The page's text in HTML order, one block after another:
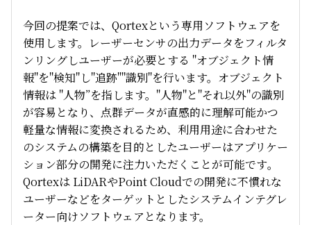
今回の提案では、Qortexという専用ソフトウェアを
使用します。レーザーセンサの出力データをフィルタ
ンリングしユーザーが必要とする "オブジェクト情
報"を"検知"し"追跡""識別"を行います。オブジェクト
情報は "人物”を指します。"人物"と"それ以外"の識別
が容易となり、点群データが直感的に理解可能かつ
軽量な情報に変換されるため、利用用途に合わせた
のシステムの構築を目的としたユーザーはアプリケー
ション部分の開発に注力いただくことが可能です。
Qortexは LiDARやPoint Cloudでの開発に不慣れな
ユーザーなどをターゲットとしたシステムインテグレ
ーター向けソフトウェアとなります。